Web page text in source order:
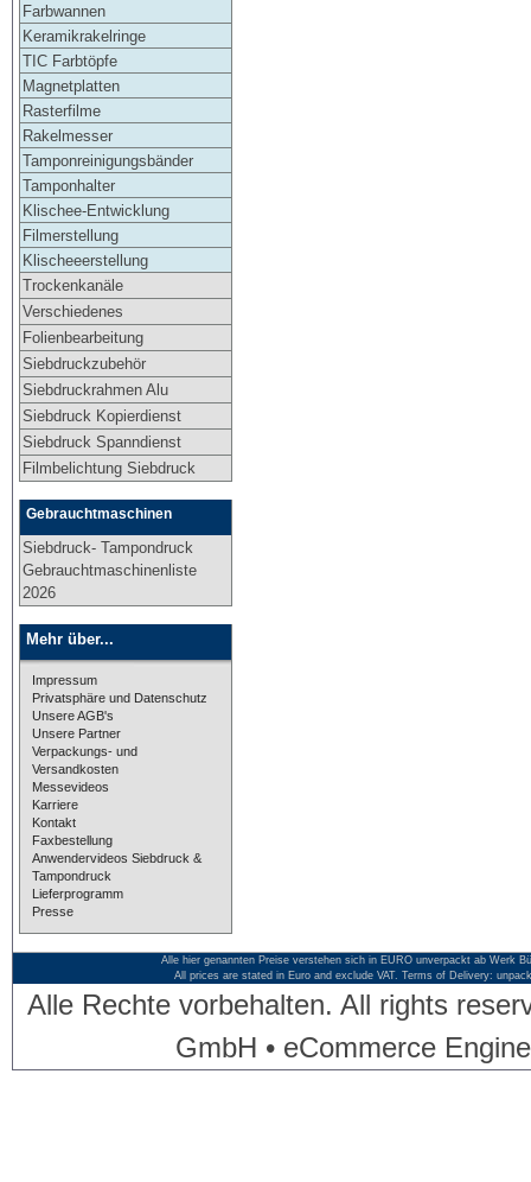
Farbwannen
Keramikrakelringe
TIC Farbtöpfe
Magnetplatten
Rasterfilme
Rakelmesser
Tamponreinigungsbänder
Tamponhalter
Klischee-Entwicklung
Filmerstellung
Klischeeerstellung
Trockenkanäle
Verschiedenes
Folienbearbeitung
Siebdruckzubehör
Siebdruckrahmen Alu
Siebdruck Kopierdienst
Siebdruck Spanndienst
Filmbelichtung Siebdruck
Gebrauchtmaschinen
Siebdruck- Tampondruck
Gebrauchtmaschinenliste
2026
Mehr über...
Impressum
Privatsphäre und Datenschutz
Unsere AGB's
Unsere Partner
Verpackungs- und
Versandkosten
Messevideos
Karriere
Kontakt
Faxbestellung
Anwendervideos Siebdruck &
Tampondruck
Lieferprogramm
Presse
Alle hier genannten Preise verstehen sich in EURO unverpackt ab Werk
All prices are stated in Euro and exclude VAT. Terms of Delivery:
Alle Rechte vorbehalten. All rights
GmbH • eCommerce